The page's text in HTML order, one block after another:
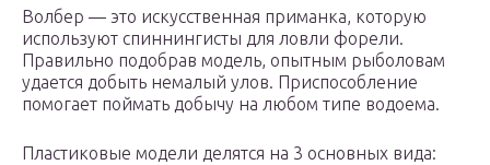
Волбер — это искусственная приманка, которую
используют спиннингисты для ловли форели.
Правильно подобрав модель, опытным рыболовам
удается добыть немалый улов. Приспособление
помогает поймать добычу на любом типе водоема.
Пластиковые модели делятся на 3 основных вида: